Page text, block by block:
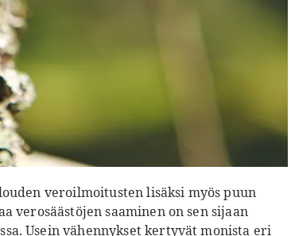
veroilmoitusten lisäksi myös puun
verosäästöjen saaminen on sen sijaan
Usein vähennykset kertyvät monista eri